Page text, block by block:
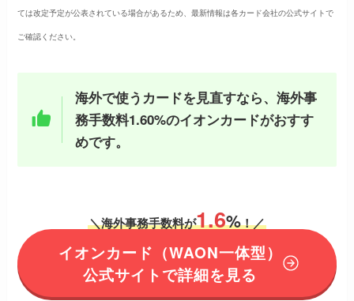
ては改定予定が公表されている場合があるため、最新情報は各カード会社の公式サイトで
ご確認ください。
海外で使うカードを見直すなら、海外事
務手数料1.60%のイオンカードがおすす
めです。
＼海外事務手数料が1.6%！／
イオンカード（WAON一体型）
公式サイトで詳細を見る